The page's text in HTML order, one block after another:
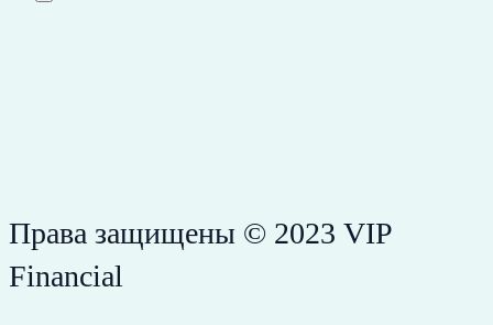
Права защищены © 2023 VIP
Financial